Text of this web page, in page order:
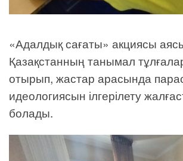
«Адалдық сағаты» акциясы
Қазақстанның танымал
отырып, жастар арасында
идеологиясын ілгерілету
болады.